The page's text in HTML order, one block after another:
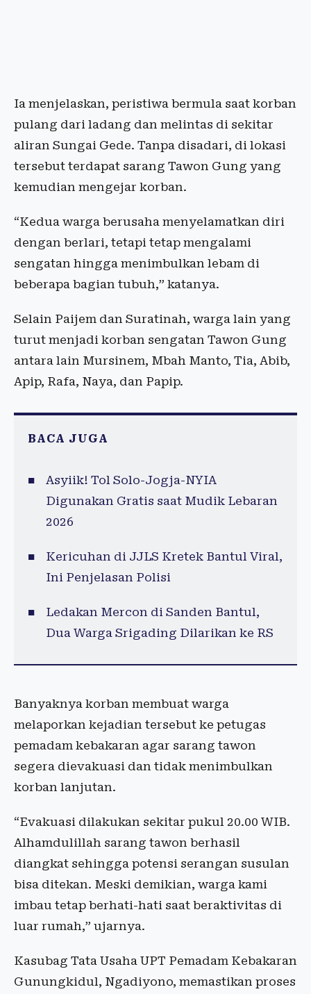
Ia menjelaskan, peristiwa bermula saat korban
pulang dari ladang dan melintas di sekitar
aliran Sungai Gede. Tanpa disadari, di lokasi
tersebut terdapat sarang Tawon Gung yang
kemudian mengejar korban.
“Kedua warga berusaha menyelamatkan diri
dengan berlari, tetapi tetap mengalami
sengatan hingga menimbulkan lebam di
beberapa bagian tubuh,” katanya.
Selain Paijem dan Suratinah, warga lain yang
turut menjadi korban sengatan Tawon Gung
antara lain Mursinem, Mbah Manto, Tia, Abib,
Apip, Rafa, Naya, dan Papip.
BACA JUGA
Asyiik! Tol Solo-Jogja-NYIA
Digunakan Gratis saat Mudik Lebaran
2026
Kericuhan di JJLS Kretek Bantul Viral,
Ini Penjelasan Polisi
Ledakan Mercon di Sanden Bantul,
Dua Warga Srigading Dilarikan ke RS
Banyaknya korban membuat warga
melaporkan kejadian tersebut ke petugas
pemadam kebakaran agar sarang tawon
segera dievakuasi dan tidak menimbulkan
korban lanjutan.
“Evakuasi dilakukan sekitar pukul 20.00 WIB.
Alhamdulillah sarang tawon berhasil
diangkat sehingga potensi serangan susulan
bisa ditekan. Meski demikian, warga kami
imbau tetap berhati-hati saat beraktivitas di
luar rumah,” ujarnya.
Kasubag Tata Usaha UPT Pemadam Kebakaran
Gunungkidul, Ngadiyono, memastikan proses